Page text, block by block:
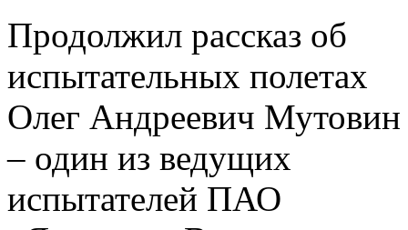
Продолжил рассказ об
испытательных полетах
Олег Андреевич Мутовин
– один из ведущих
испытателей ПАО